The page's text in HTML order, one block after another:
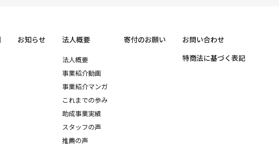
お知らせ 法人概要
法人概要
事業紹介動画
事業紹介マンガ
これまでの歩み
助成事業実績
スタッフの声
推薦の声
寄付のお願い
お問い合わせ
特商法に基づく表記